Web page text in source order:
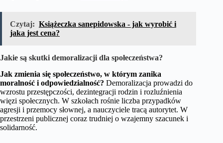
Czytaj: Książeczka sanepidowska - jak wyrobić i
jaka jest cena?
Jakie są skutki demoralizacji dla społeczeństwa?
Jak zmienia się społeczeństwo, w którym zanika
moralność i odpowiedzialność? Demoralizacja prowadzi do
wzrostu przestępczości, dezintegracji rodzin i rozluźnienia
więzi społecznych. W szkołach rośnie liczba przypadków
agresji i przemocy słownej, a nauczyciele tracą autorytet. W
przestrzeni publicznej coraz trudniej o wzajemny szacunek i
solidarność.